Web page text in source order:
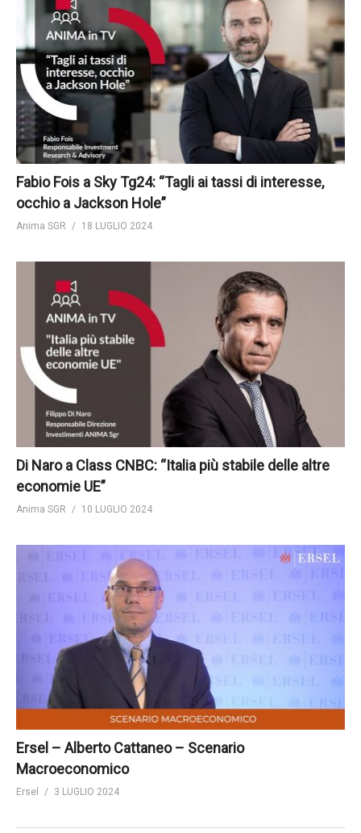
Fabio Fois a Sky Tg24: “Tagli ai tassi di interesse,
occhio a Jackson Hole”
Anima SGR 18 LUGLIO 2024
Di Naro a Class CNBC: “Italia più stabile delle altre
economie UE”
Anima SGR 10 LUGLIO 2024
Ersel – Alberto Cattaneo – Scenario
Macroeconomico
Ersel 3 LUGLIO 2024